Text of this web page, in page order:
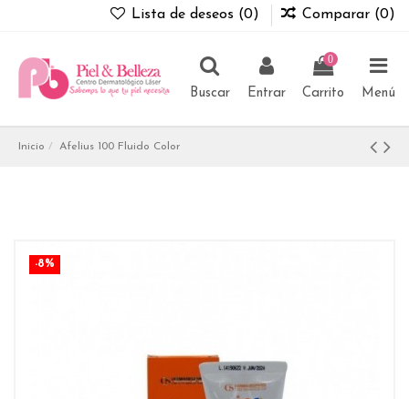
Lista de deseos (0) Comparar (0)
Buscar Entrar
0
Carrito Menú
Inicio Afelius 100 Fluido Color
-8%